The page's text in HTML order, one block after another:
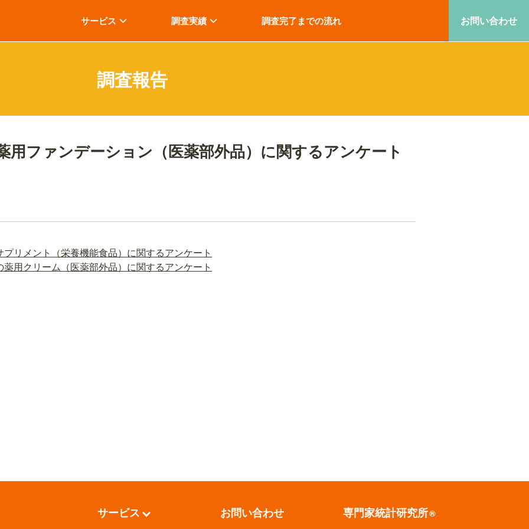
サービス 調査実績 調査完了までの流れ お問い合わせ
調査報告
用ファンデーション（医薬部外品）に関するアンケート
プリメント（栄養機能食品）に関するアンケート
薬用クリーム（医薬部外品）に関するアンケート
サービス お問い合わせ 専門家統計研究所®